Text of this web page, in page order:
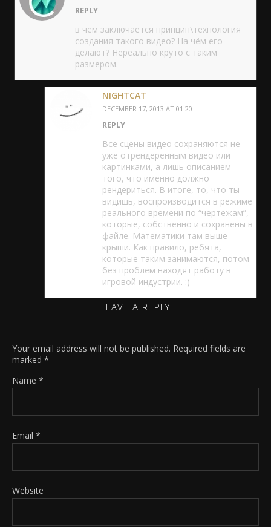
REPLY
в чём заключается принцип\технология
создания такого видео? На чём его
делают? Нереально круто с таким
размером.
NIGHTCAT
DECEMBER 17, 2013 AT 01:20
REPLY
Все сцены видео сохраняются не
уже отрендеренным видео или
картинками, а лишь описанием
того, что именно должно
рендериться. В итоге, то, что ты
видишь, воспроизводится в режиме
реального времени по “чертежам”,
которые, собственно и сохранены в
файле. Математики там выше
крыши. Как правило, ребята,
которые таким занимаются, потом
без проблем находят работу в
игровой индустрии. :)
LEAVE A REPLY
Your email address will not be published. Required fields are
marked *
Name *
Email *
Website